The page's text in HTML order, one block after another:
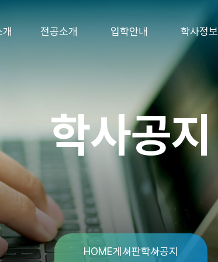
전공소개 입학안내 학사정보
학사공지
HOME게시판학사공지